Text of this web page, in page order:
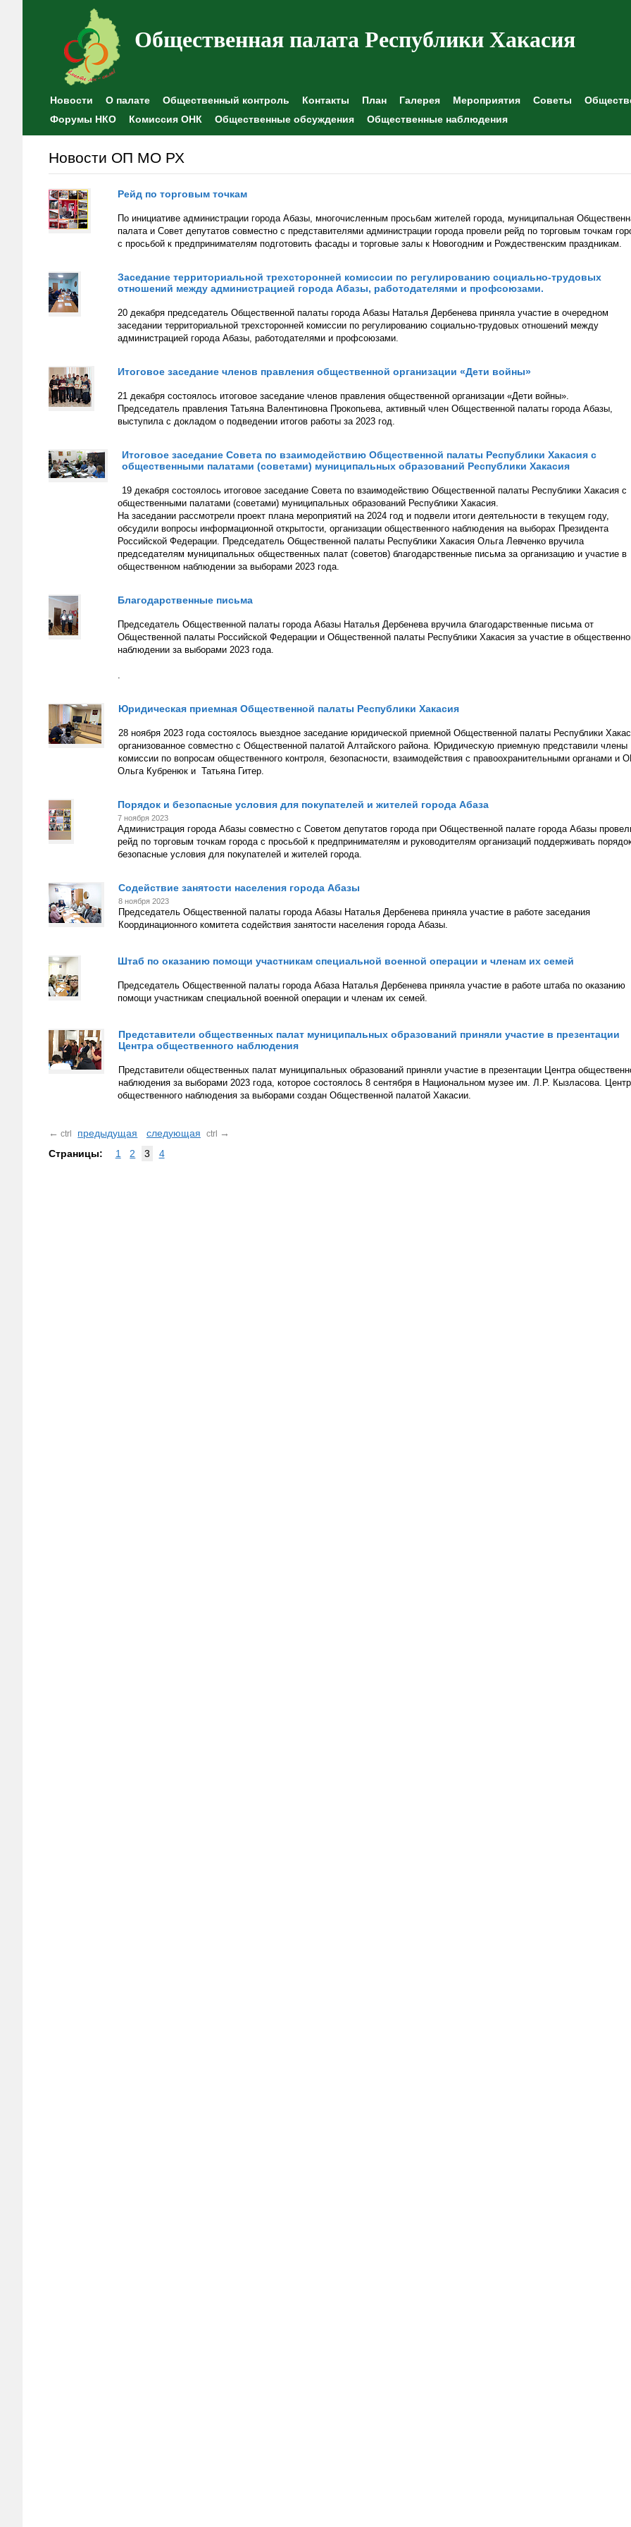
Общественная палата Республики Хакасия
Новости О палате Общественный контроль Контакты План Галерея Мероприятия Советы
Форумы НКО
Комиссия ОНК Общественные обсуждения Общественные наблюдения
Новости ОП МО РХ
Рейд по торговым точкам
По инициативе администрации города Абазы, многочисленным просьбам жителей города, муниципальная
палата и Совет депутатов совместно с представителями администрации города провели рейд по торговым точкам
с просьбой к предпринимателям подготовить фасады и торговые залы к Новогодним и Рождественским праздникам.
Заседание территориальной трехсторонней комиссии по регулированию социально-трудовых
отношений между администрацией города Абазы, работодателями и профсоюзами.
20 декабря председатель Общественной палаты города Абазы Наталья Дербенева приняла участие в очередном
заседании территориальной трехсторонней комиссии по регулированию социально-трудовых отношений между
администрацией города Абазы, работодателями и профсоюзами.
Итоговое заседание членов правления общественной организации «Дети войны»
21 декабря состоялось итоговое заседание членов правления общественной организации «Дети войны».
Председатель правления Татьяна Валентиновна Прокопьева, активный член Общественной палаты города Абазы,
выступила с докладом о подведении итогов работы за 2023 год.
Итоговое заседание Совета по взаимодействию Общественной палаты Республики Хакасия с
общественными палатами (советами) муниципальных образований Республики Хакасия
19 декабря состоялось итоговое заседание Совета по взаимодействию Общественной палаты Республики Хакасия с
общественными палатами (советами) муниципальных образований Республики Хакасия.
На заседании рассмотрели проект плана мероприятий на 2024 год и подвели итоги деятельности в текущем году,
обсудили вопросы информационной открытости, организации общественного наблюдения на выборах Президента
Российской Федерации. Председатель Общественной палаты Республики Хакасия Ольга Левченко вручила
председателям муниципальных общественных палат (советов) благодарственные письма за организацию и участие в
общественном наблюдении за выборами 2023 года.
Благодарственные письма
Председатель Общественной палаты города Абазы Наталья Дербенева вручила благодарственные письма от
Общественной палаты Российской Федерации и Общественной палаты Республики Хакасия за участие в
наблюдении за выборами 2023 года.
.
Юридическая приемная Общественной палаты Республики Хакасия
28 ноября 2023 года состоялось выездное заседание юридической приемной Общественной палаты Республики
организованное совместно с Общественной палатой Алтайского района. Юридическую приемную представили члены
комиссии по вопросам общественного контроля, безопасности, взаимодействия с правоохранительными органами и
Ольга Кубренюк и Татьяна Гитер.
Порядок и безопасные условия для покупателей и жителей города Абаза
7 ноября 2023
Администрация города Абазы совместно с Советом депутатов города при Общественной палате города Абазы
рейд по торговым точкам города с просьбой к предпринимателям и руководителям организаций поддерживать
безопасные условия для покупателей и жителей города.
Содействие занятости населения города Абазы
8 ноября 2023
Председатель Общественной палаты города Абазы Наталья Дербенева приняла участие в работе заседания
Координационного комитета содействия занятости населения города Абазы.
Штаб по оказанию помощи участникам специальной военной операции и членам их семей
Председатель Общественной палаты города Абаза Наталья Дербенева приняла участие в работе штаба по оказанию
помощи участникам специальной военной операции и членам их семей.
Представители общественных палат муниципальных образований приняли участие в презентации
Центра общественного наблюдения
Представители общественных палат муниципальных образований приняли участие в презентации Центра
наблюдения за выборами 2023 года, которое состоялось 8 сентября в Национальном музее им. Л.Р. Кызласова. Центр
общественного наблюдения за выборами создан Общественной палатой Хакасии.
← ctrl предыдущая следующая ctrl
→
Страницы:
1 2 3 4